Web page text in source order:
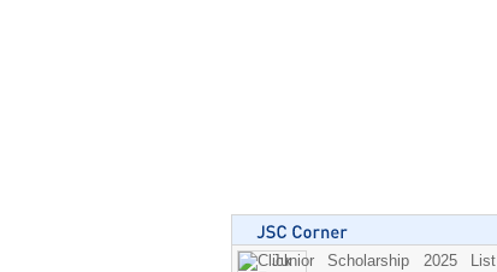
Junior Scholarship 2025 List